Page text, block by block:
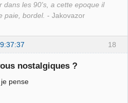
dans les 90's, a cette epoque il
paie, bordel. - Jakovazor
18
nostalgiques ?
pense